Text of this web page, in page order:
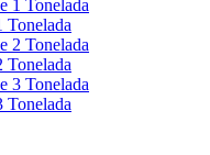
Tonelada
Tonelada
Tonelada